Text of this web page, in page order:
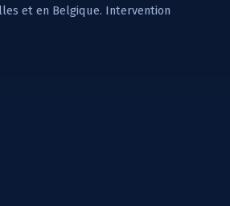
et en Belgique. Intervention